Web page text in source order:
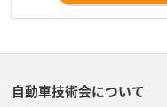
自動車技術会について